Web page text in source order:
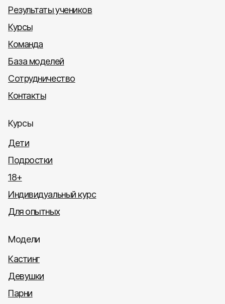
Результаты учеников
Курсы
Команда
База моделей
Сотрудничество
Контакты
Курсы
Дети
Подростки
18+
Индивидуальный курс
Для опытных
Модели
Кастинг
Девушки
Парни